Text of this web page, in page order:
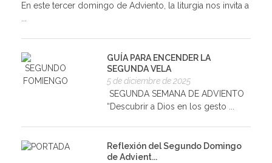
En este tercer domingo de Adviento, la liturgia nos invita a
...
GUÍA PARA ENCENDER LA
SEGUNDA VELA
5 de diciembre de 2025
SEGUNDA SEMANA DE ADVIENTO
“Descubrir a Dios en los gesto ...
Reflexión del Segundo Domingo
de Advient...